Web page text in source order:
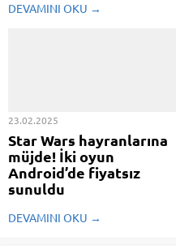
geri sayıma geçti. Teknik
DEVAMINI OKU →
23.02.2025
Star Wars hayranlarına
müjde! İki oyun
Android’de fiyatsız
sunuldu
Republic 1 ve 2 şu anda
DEVAMINI OKU →